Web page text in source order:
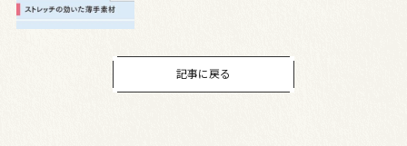
記事に戻る